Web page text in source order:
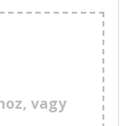
vagy